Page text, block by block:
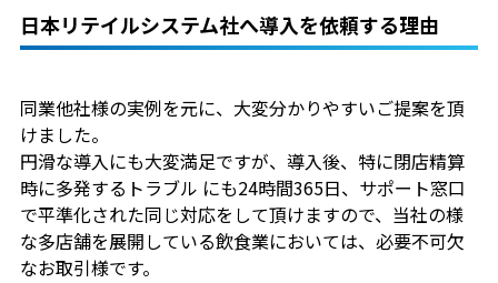
日本リテイルシステム社へ導入を依頼する理由
同業他社様の実例を元に、大変分かりやすいご提案を頂
けました。
円滑な導入にも大変満足ですが、導入後、特に閉店精算
時に多発するトラブル にも24時間365日、サポート窓口
で平準化された同じ対応をして頂けますので、当社の様
な多店舗を展開している飲食業においては、必要不可欠
なお取引様です。